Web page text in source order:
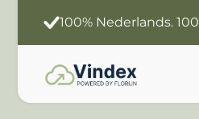
Slimmer werken
Jouw data. Jouw Ai.